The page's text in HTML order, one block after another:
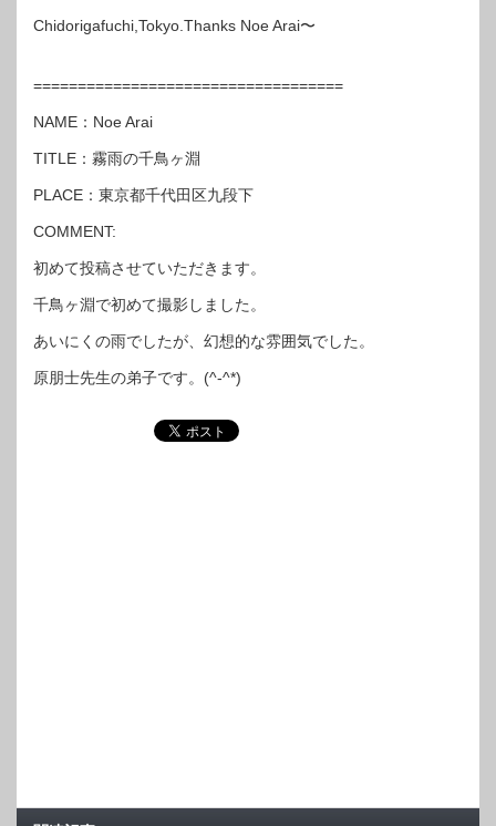
Chidorigafuchi,Tokyo.Thanks Noe Arai〜
===================================
NAME：Noe Arai
TITLE：霧雨の千鳥ヶ淵
PLACE：東京都千代田区九段下
COMMENT:
初めて投稿させていただきます。
千鳥ヶ淵で初めて撮影しました。
あいにくの雨でしたが、幻想的な雰囲気でした。
原朋士先生の弟子です。(^-^*)